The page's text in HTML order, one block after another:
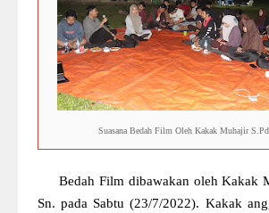
Suasana Bedah Film Oleh Kakak Muhajir
Bedah Film dibawakan oleh Kakak
Sn. pada Sabtu (23/7/2022). Kakak